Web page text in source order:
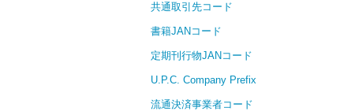
共通取引先コード
書籍JANコード
定期刊行物JANコード
U.P.C. Company Prefix
流通決済事業者コード